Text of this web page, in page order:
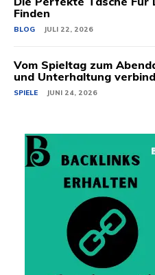
Finden
BLOG JULI 22, 2026
Vom Spieltag zum
und Unterhaltung
SPIELE JUNI 24, 2026